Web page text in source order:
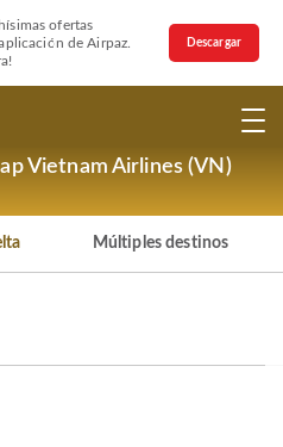
ofertas
de Airpaz.
Descargar
Vietnam Airlines (VN)
Múltiples destinos